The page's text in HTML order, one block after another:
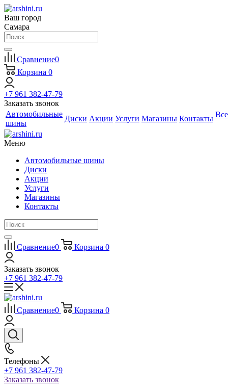
Ваш город
Самара
Сравнение0
Корзина 0
+7 961 382-47-79
Заказать звонок
Автомобильные
шины
Диски Акции Услуги Магазины Контакты Все
Меню
Автомобильные шины
Диски
Акции
Услуги
Магазины
Контакты
Сравнение0 Корзина 0
Заказать звонок
+7 961 382-47-79
Сравнение0 Корзина 0
Телефоны
+7 961 382-47-79
Заказать звонок